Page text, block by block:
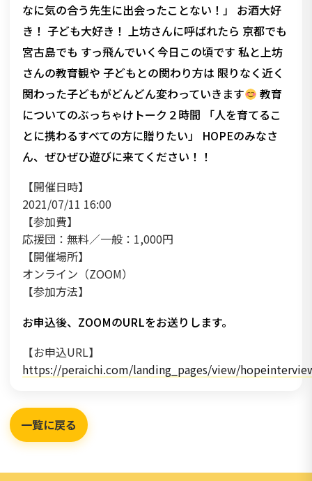
なに気の合う先生に出会ったことない！」 お酒大好
き！ 子ども大好き！ 上坊さんに呼ばれたら 京都でも
宮古島でも すっ飛んでいく今日この頃です 私と上坊
さんの教育観や 子どもとの関わり方は 限りなく近く
関わった子どもがどんどん変わっていきます
教育
についてのぶっちゃけトーク２時間 「人を育てるこ
とに携わるすべての方に贈りたい」 HOPEのみなさ
ん、ぜひぜひ遊びに来てください！！
【開催日時】
2021/07/11 16:00
【参加費】
応援団：無料／一般：1,000円
【開催場所】
オンライン（ZOOM）
【参加方法】
お申込後、ZOOMのURLをお送りします。
【お申込URL】
https://peraichi.com/landing_pages/view/
一覧に戻る